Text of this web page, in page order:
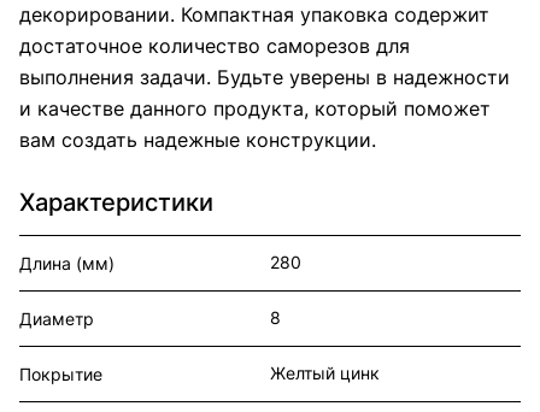
декорировании. Компактная упаковка содержит
достаточное количество саморезов для
выполнения задачи. Будьте уверены в надежности
и качестве данного продукта, который поможет
вам создать надежные конструкции.
Характеристики
Длина (мм) 280
Диаметр 8
Покрытие Желтый цинк